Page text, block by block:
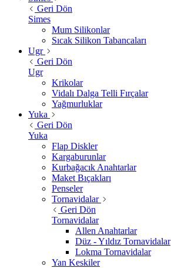
Geri Dön
Simes
Mum Silikonlar
Sıcak Silikon Tabancaları
Ugr
Geri Dön
Ugr
Krikolar
Vidalı Dalga Telli Fırçalar
Yağmurluklar
Yuka
Geri Dön
Yuka
Flap Diskler
Kargaburunlar
Kurbağacık Anahtarlar
Maket Bıçakları
Penseler
Tornavidalar
Geri Dön
Tornavidalar
Allen Anahtarlar
Düz - Yıldız Tornavidalar
Lokma Tornavidalar
Yan Keskiler